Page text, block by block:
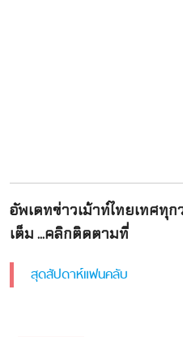
อัพเดทข่าวเม้าท์ไทยเทศทุก
เต็ม ...คลิกติดตามที่
สุดสัปดาห์แฟนคลับ